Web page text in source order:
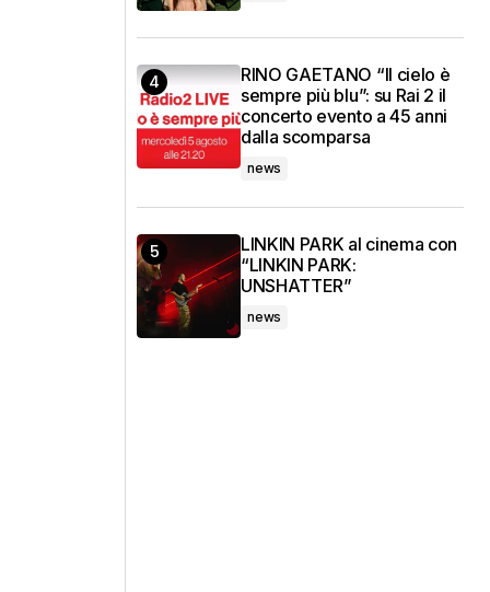
RINO GAETANO “Il cielo è
sempre più blu”: su Rai 2 il
concerto evento a 45 anni
dalla scomparsa
news
LINKIN PARK al cinema con
“LINKIN PARK:
UNSHATTER”
news